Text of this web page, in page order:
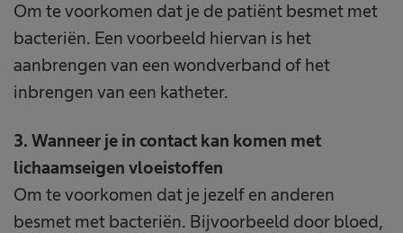
Om te voorkomen dat je de patiënt besmet met
bacteriën. Een voorbeeld hiervan is het
aanbrengen van een wondverband of het
inbrengen van een katheter.
3. Wanneer je in contact kan komen met
lichaamseigen vloeistoffen
Om te voorkomen dat je jezelf en anderen
besmet met bacteriën. Bijvoorbeeld door bloed,